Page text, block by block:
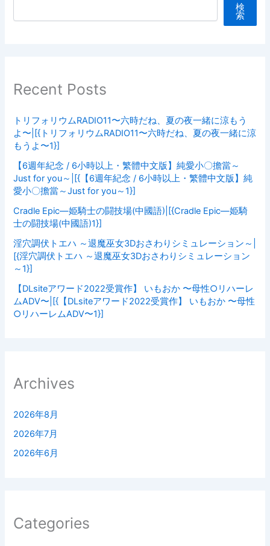
検
索
Recent Posts
トリフォリウムRADIO11〜六時だね、夏の夜一緒に涼もう
よ〜|[{トリフォリウムRADIO11〜六時だね、夏の夜一緒に涼
もうよ〜1}]
【6週年紀念 / 6小時以上・繁體中文版】純愛小〇擔當～
Just for you～|[{【6週年紀念 / 6小時以上・繁體中文版】純
愛小〇擔當～Just for you～1}]
Cradle Epic―姫騎士の闘技場(中國語)|[{Cradle Epic―姫騎
士の闘技場(中國語)1}]
淫穴調伏トエハ ～退魔巫女3Dおさわりシミュレーション～|
[{淫穴調伏トエハ ～退魔巫女3Dおさわりシミュレーション
～1}]
【DLsiteアワード2022受賞作】 いもおか 〜母性○リハーレ
ムADV〜|[{【DLsiteアワード2022受賞作】 いもおか 〜母性
○リハーレムADV〜1}]
Archives
2026年8月
2026年7月
2026年6月
Categories